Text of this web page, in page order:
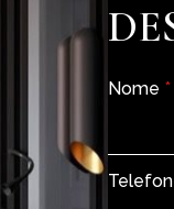
Nome *